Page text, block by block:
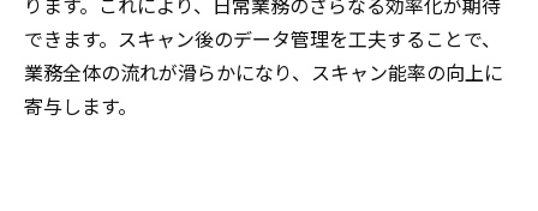
ります。これにより、日常業務のさらなる効率化が期待
できます。スキャン後のデータ管理を工夫することで、
業務全体の流れが滑らかになり、スキャン能率の向上に
寄与します。